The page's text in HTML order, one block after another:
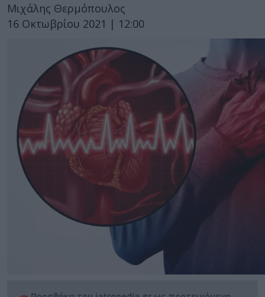
Μιχάλης Θερμόπουλος
16 Οκτωβρίου 2021 | 12:00